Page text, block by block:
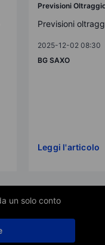
Previsioni
Previsioni
2025-12-02 08:30
BG SAXO
Leggi l'articolo
un solo conto